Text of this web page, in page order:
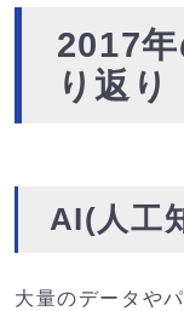
2017
り返り
AI(人工
大量のデータや